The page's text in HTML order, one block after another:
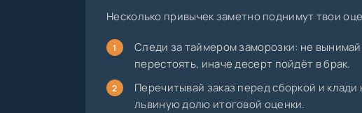
Несколько привычек заметно поднимут твои
Следи за таймером заморозки: не
перестоять, иначе десерт пойдёт в брак.
Перечитывай заказ перед сборкой и
львиную долю итоговой оценки.